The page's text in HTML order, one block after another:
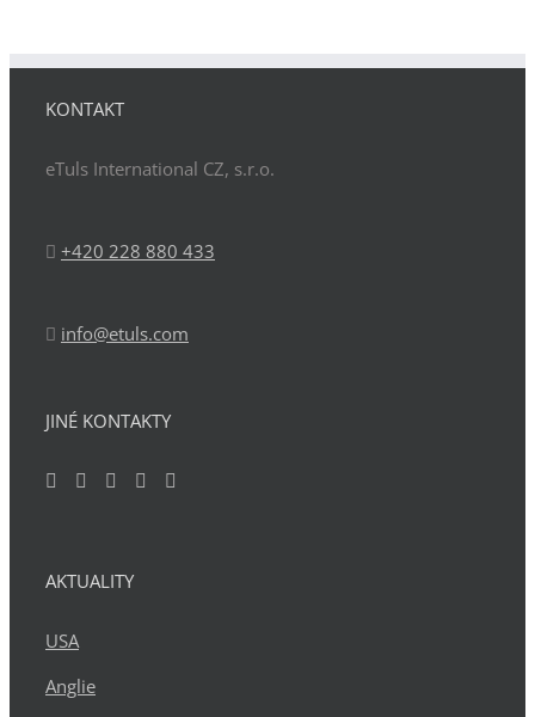
KONTAKT
eTuls International CZ, s.r.o.
+420 228 880 433
info@etuls.com
JINÉ KONTAKTY
AKTUALITY
USA
Anglie